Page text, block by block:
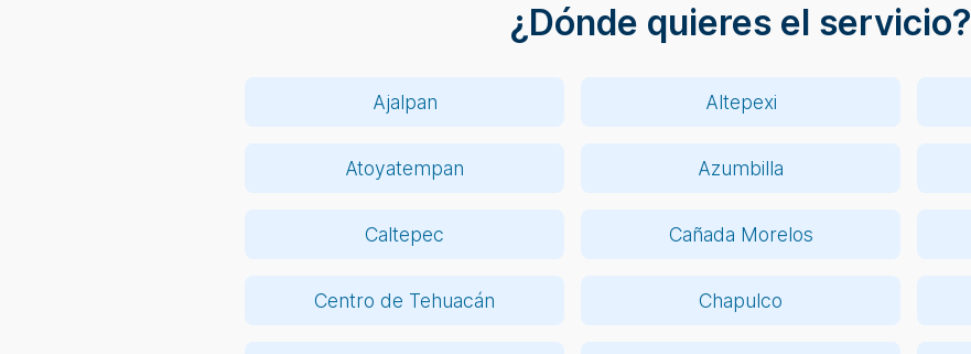
¿Dónde quieres el servicio?
Ajalpan Altepexi
Atoyatempan Azumbilla
Caltepec Cañada Morelos
Centro de Tehuacán Chapulco